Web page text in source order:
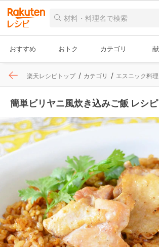
おすすめ おトク カテゴリ
楽天レシピトップ カテゴリ エスニック料
簡単ビリヤニ風炊き込みご飯 レシ